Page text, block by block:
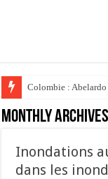
Colombie : Abelardo
Politique : Donald
Monthly
Inondations
dans les